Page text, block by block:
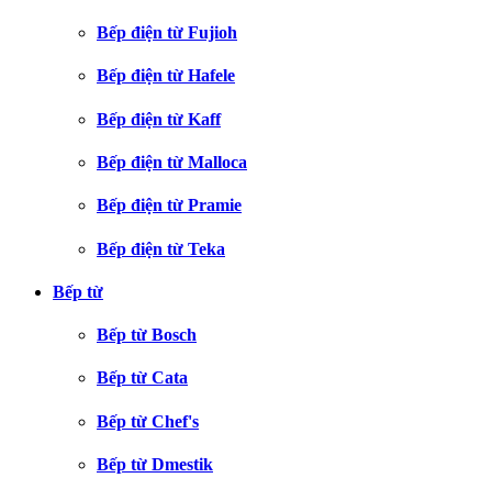
Bếp điện từ Fujioh
Bếp điện từ Hafele
Bếp điện từ Kaff
Bếp điện từ Malloca
Bếp điện từ Pramie
Bếp điện từ Teka
Bếp từ
Bếp từ Bosch
Bếp từ Cata
Bếp từ Chef's
Bếp từ Dmestik